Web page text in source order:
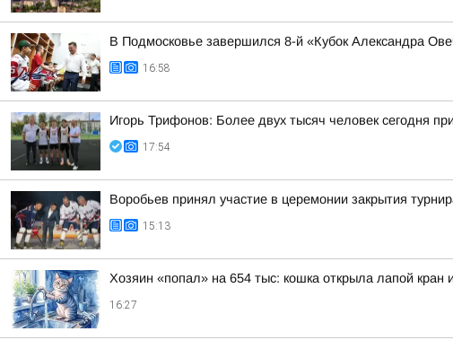
В Подмосковье завершился 8-й «Кубок Александра
16:58
Игорь Трифонов: Более двух тысяч человек сегодня
17:54
Воробьев принял участие в церемонии закрытия
15:13
Хозяин «попал» на 654 тыс: кошка открыла лапой кран
16:27